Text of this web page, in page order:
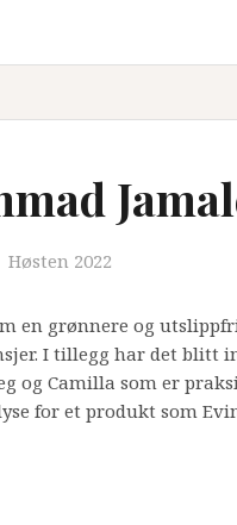
Høsten 2022
en grønnere og
I tillegg har det blitt
og Camilla som er
for et produkt som